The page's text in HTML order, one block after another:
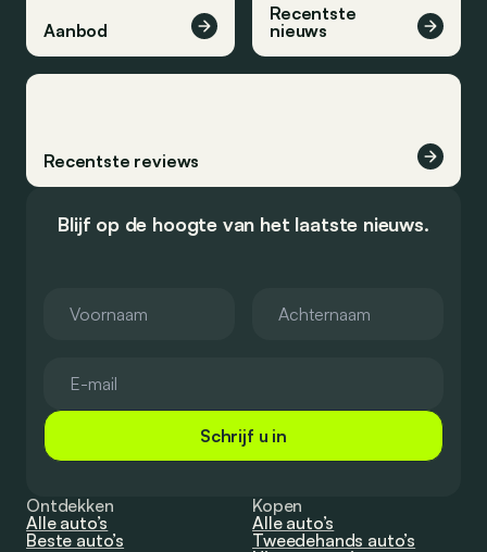
Aanbod
Recentste
nieuws
Recentste reviews
Blijf op de hoogte van het laatste nieuws.
Schrijf u in
Ontdekken
Alle auto’s
Beste auto’s
Kopen
Alle auto’s
Tweedehands auto’s